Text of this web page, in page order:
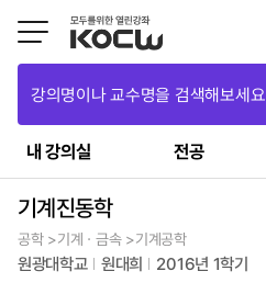
강의명이나 교수명을 검색해보세요
내 강의실 전공
기계진동학
공학 >기계ㆍ금속 >기계공학
원광대학교 원대희 2016년 1학기